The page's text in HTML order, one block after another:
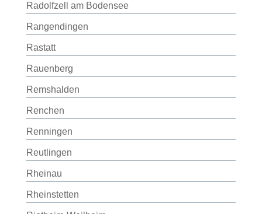
Radolfzell am Bodensee
Rangendingen
Rastatt
Rauenberg
Remshalden
Renchen
Renningen
Reutlingen
Rheinau
Rheinstetten